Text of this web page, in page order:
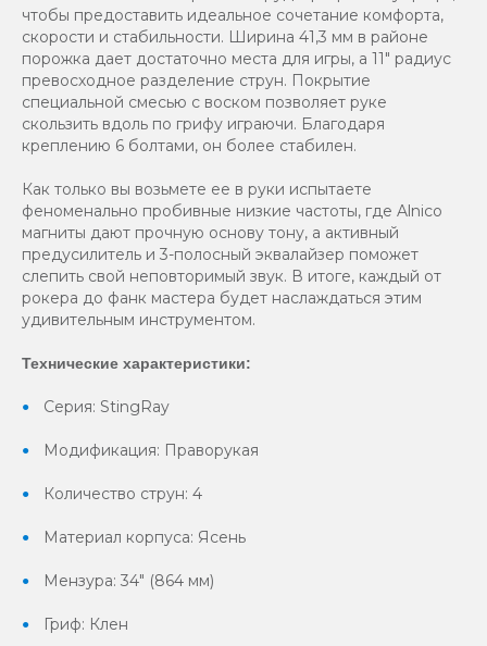
чтобы предоставить идеальное сочетание комфорта,
скорости и стабильности. Ширина 41,3 мм в районе
порожка дает достаточно места для игры, а 11" радиус
превосходное разделение струн. Покрытие
специальной смесью с воском позволяет руке
скользить вдоль по грифу играючи. Благодаря
креплению 6 болтами, он более стабилен.
Как только вы возьмете ее в руки испытаете
феноменально пробивные низкие частоты, где Alnico
магниты дают прочную основу тону, а активный
предусилитель и 3-полосный эквалайзер поможет
слепить свой неповторимый звук. В итоге, каждый от
рокера до фанк мастера будет наслаждаться этим
удивительным инструментом.
Технические характеристики:
Серия: StingRay
Модификация: Праворукая
Количество струн: 4
Материал корпуса: Ясень
Мензура: 34" (864 мм)
Гриф: Клен